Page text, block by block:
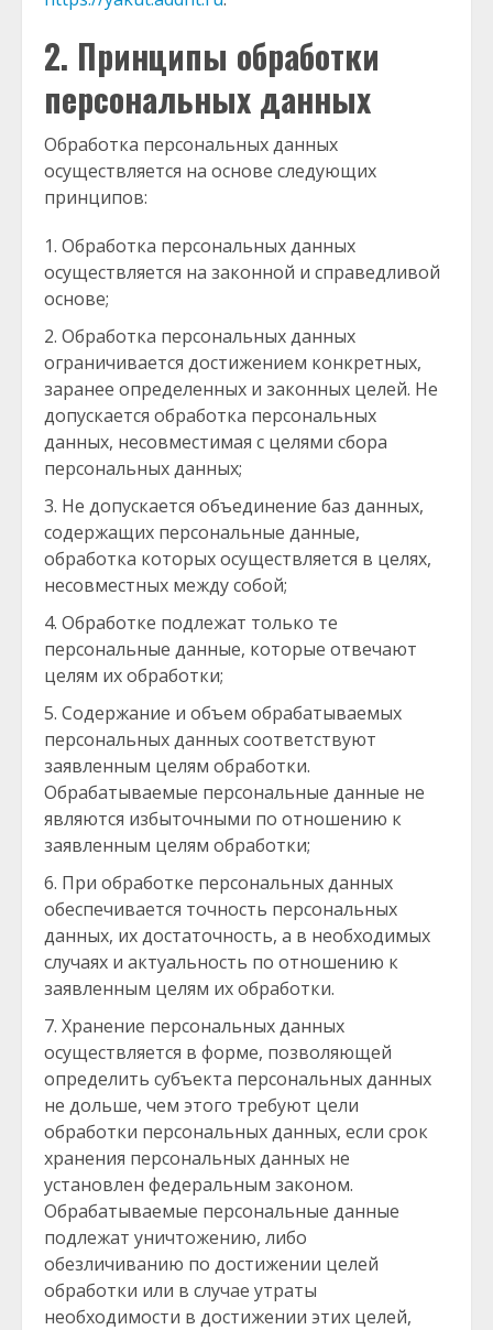
2. Принципы обработки
персональных данных
Обработка персональных данных
осуществляется на основе следующих
принципов:
Обработка персональных данных
осуществляется на законной и справедливой
основе;
Обработка персональных данных
ограничивается достижением конкретных,
заранее определенных и законных целей. Не
допускается обработка персональных
данных, несовместимая с целями сбора
персональных данных;
Не допускается объединение баз данных,
содержащих персональные данные,
обработка которых осуществляется в целях,
несовместных между собой;
Обработке подлежат только те
персональные данные, которые отвечают
целям их обработки;
Содержание и объем обрабатываемых
персональных данных соответствуют
заявленным целям обработки.
Обрабатываемые персональные данные не
являются избыточными по отношению к
заявленным целям обработки;
При обработке персональных данных
обеспечивается точность персональных
данных, их достаточность, а в необходимых
случаях и актуальность по отношению к
заявленным целям их обработки.
Хранение персональных данных
осуществляется в форме, позволяющей
определить субъекта персональных данных
не дольше, чем этого требуют цели
обработки персональных данных, если срок
хранения персональных данных не
установлен федеральным законом.
Обрабатываемые персональные данные
подлежат уничтожению, либо
обезличиванию по достижении целей
обработки или в случае утраты
необходимости в достижении этих целей,